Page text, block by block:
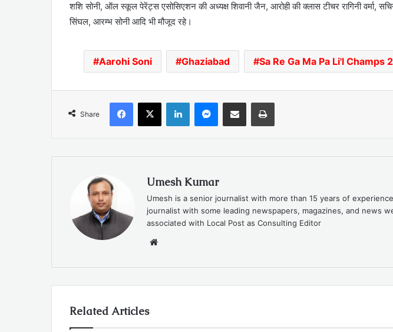
शशि सोनी, ऑल स्कूल पेरेंट्स एसोसिएशन की अध्यक्ष शिवानी जैन, आरोही की क्लास टीचर रागिनी वर्मा,
सिंघल, आरम्भ सोनी आदि भी मौजूद रहे।
Aarohi Soni Ghaziabad Sa Re Ga Ma Pa Li'l Champs
Share
Facebook
X LinkedInMessenger
Share via Email Print
Umesh Kumar
Umesh is a senior journalist with more than 15 years of
journalist with some leading newspapers, magazines, and news
associated with Local Post as Consulting Editor
Related Articles